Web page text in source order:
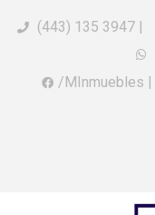
(443) 135 3947 |
/MInmuebles |